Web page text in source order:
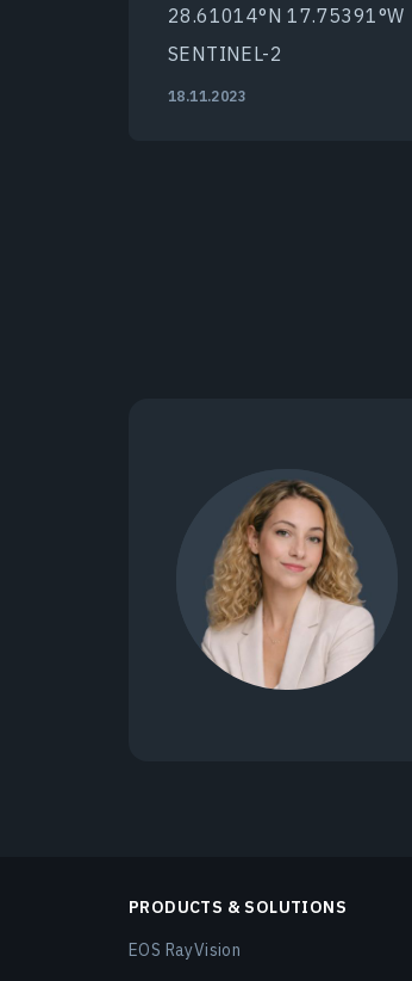
28.61014°N 17.75391°W
SENTINEL-2
18.11.2023
PRODUCTS & SOLUTIONS
EOS RayVision